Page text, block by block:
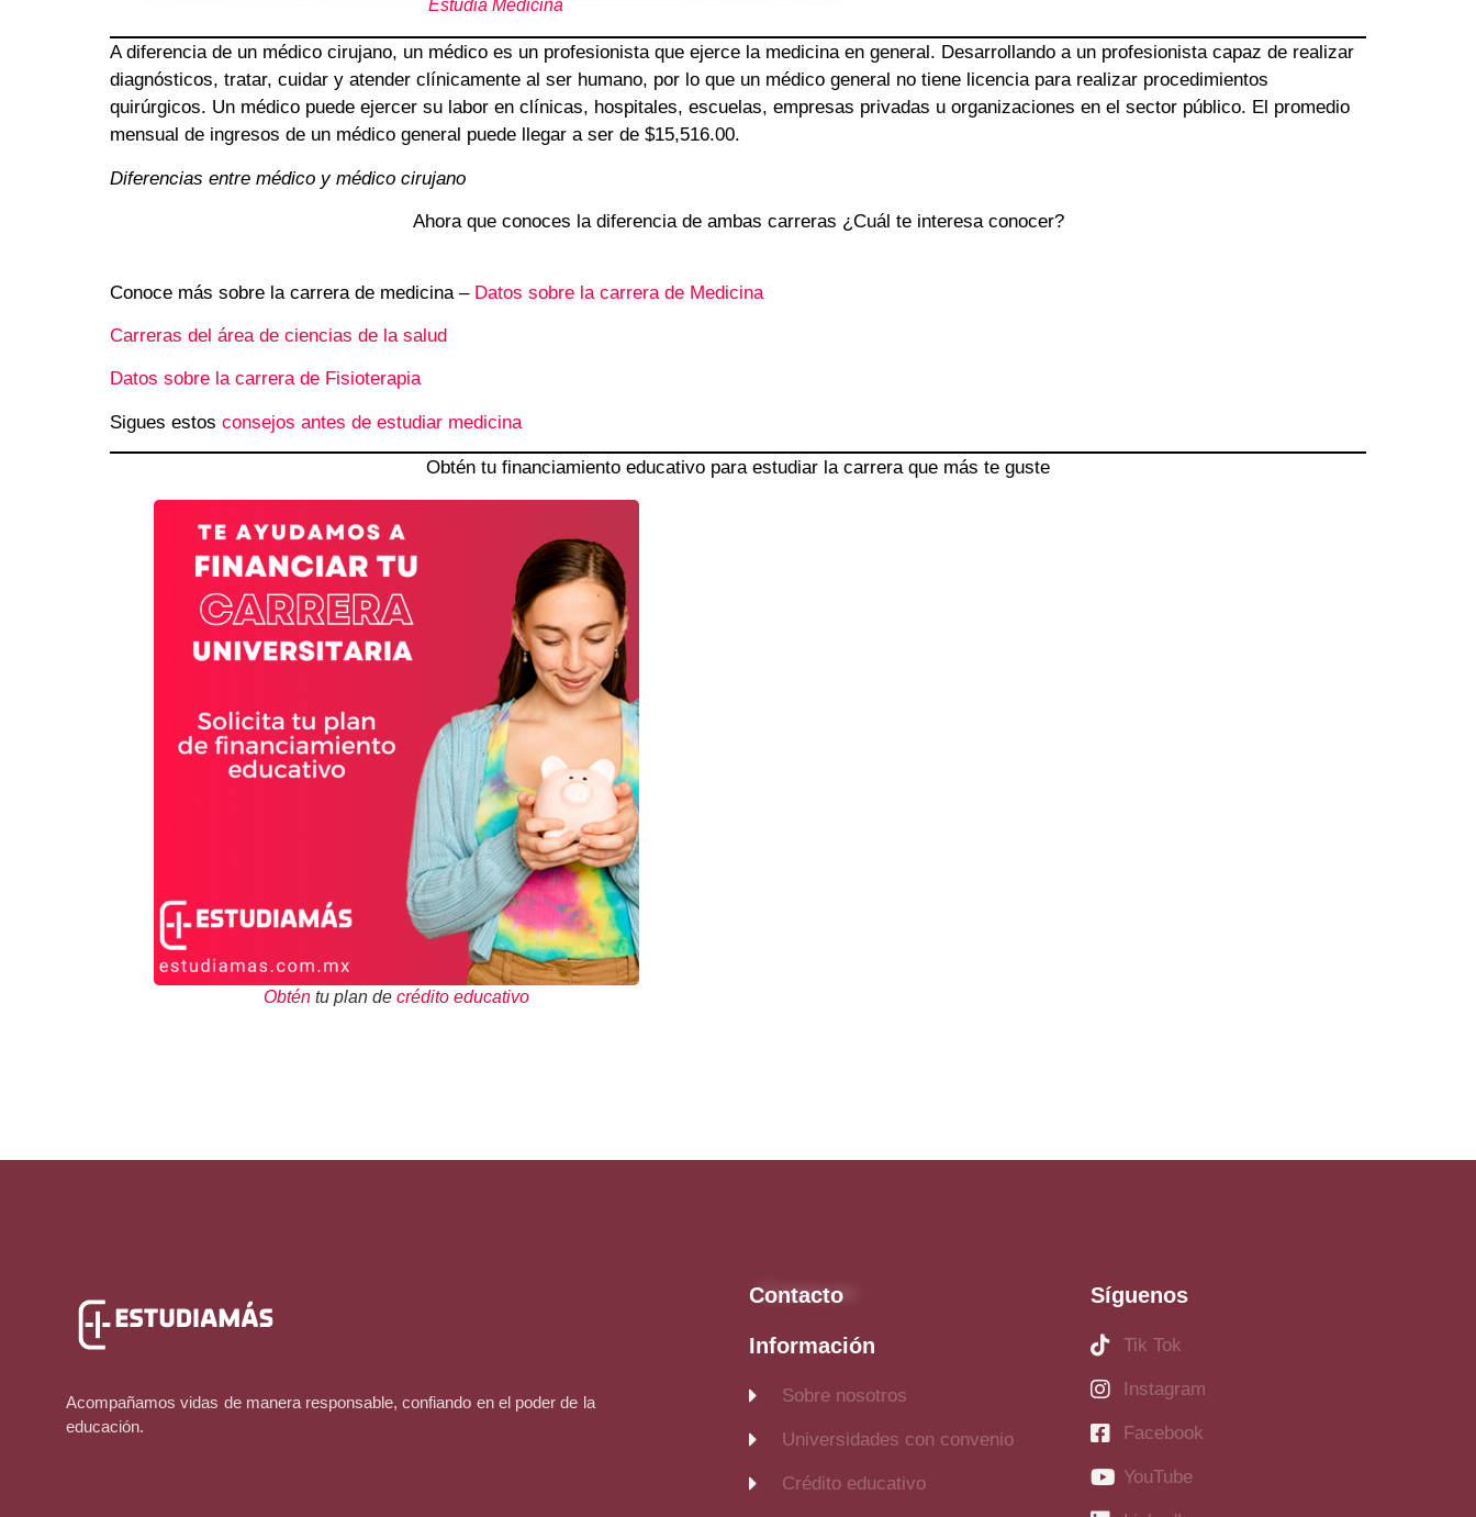
Estudia Medicina
A diferencia de un médico cirujano, un médico es un profesionista que ejerce la medicina en general. Desarrollando a un profesionista capaz de realizar
diagnósticos, tratar, cuidar y atender clínicamente al ser humano, por lo que un médico general no tiene licencia para realizar procedimientos
quirúrgicos. Un médico puede ejercer su labor en clínicas, hospitales, escuelas, empresas privadas u organizaciones en el sector público. El promedio
mensual de ingresos de un médico general puede llegar a ser de $15,516.00.
Diferencias entre médico y médico cirujano
Ahora que conoces la diferencia de ambas carreras ¿Cuál te interesa conocer?
Conoce más sobre la carrera de medicina – Datos sobre la carrera de Medicina
Carreras del área de ciencias de la salud
Datos sobre la carrera de Fisioterapia
Sigues estos consejos antes de estudiar medicina
Obtén tu financiamiento educativo para estudiar la carrera que más te guste
Obtén tu plan de crédito educativo
Acompañamos vidas de manera responsable, confiando en el poder de la
educación.
Contacto
Información
Sobre nosotros
Universidades con convenio
Crédito educativo
Síguenos
Tik Tok
Instagram
Facebook
YouTube